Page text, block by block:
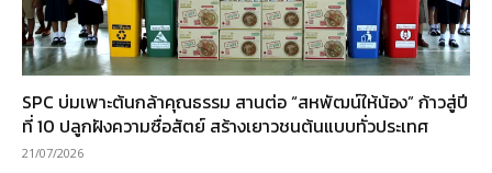
SPC บ่มเพาะต้นกล้าคุณธรรม สานต่อ “สหพัฒน์ให้น้อง” ก้าวสู่ปี
ที่ 10 ปลูกฝังความซื่อสัตย์ สร้างเยาวชนต้นแบบทั่วประเทศ
21/07/2026